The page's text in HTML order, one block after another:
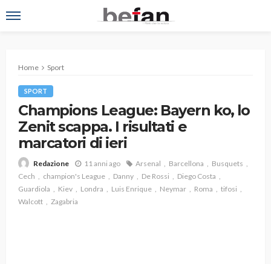
Home Sport
SPORT
Champions League: Bayern ko, lo
Zenit scappa. I risultati e
marcatori di ieri
Redazione 11 anni ago Arsenal Barcellona
Busquets
Cech
champion's League Danny De Rossi
Diego Costa
Guardiola
Kiev Londra Luis Enrique Neymar Roma
tifosi
Walcott
Zagabria